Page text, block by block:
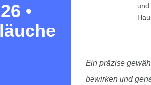
•
und
Ein präzise
bewirken und